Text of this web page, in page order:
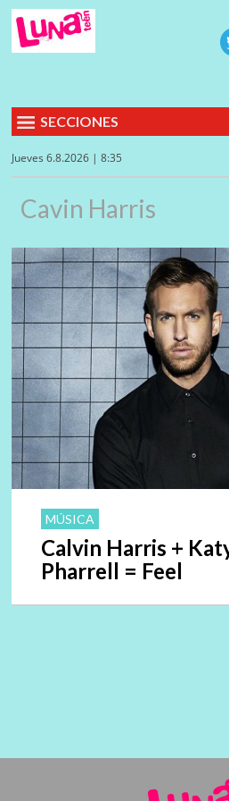
SECCIONES
Jueves 6.8.2026 | 8:35
Cavin Harris
MÚSICA
Calvin Harris +
Pharrell = Feel